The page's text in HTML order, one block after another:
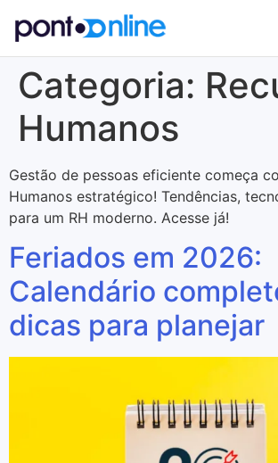
Categoria:
Humanos
Gestão de pessoas eficiente começa
Humanos estratégico! Tendências,
para um RH moderno. Acesse já!
Feriados em 2026:
Calendário
dicas para planejar